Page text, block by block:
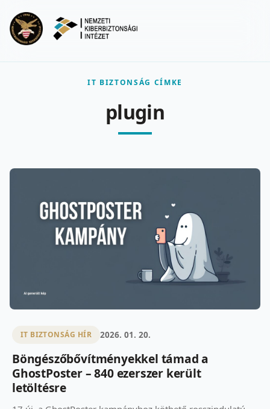
IT BIZTONSÁG CÍMKE
plugin
IT BIZTONSÁG HÍR 2026. 01. 20.
Böngészőbővítményekkel támad a
GhostPoster – 840 ezerszer került
letöltésre